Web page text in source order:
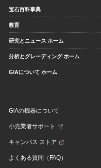
宝石百科事典
教育
研究とニュース ホーム
分析とグレーディング ホーム
GIAについて ホーム
GIAの機器について
小売業者サポート
キャンパス ストア
よくある質問（FAQ）